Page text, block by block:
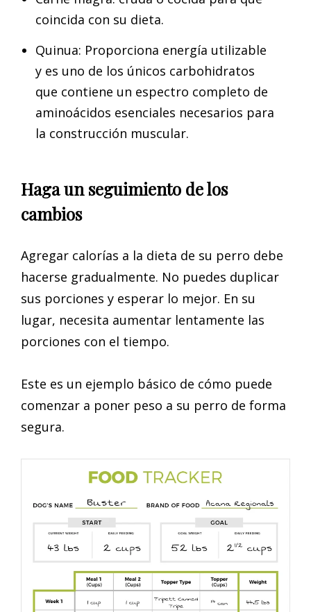
coincida con su dieta.
Quinua: Proporciona energía utilizable
y es uno de los únicos carbohidratos
que contiene un espectro completo de
aminoácidos esenciales necesarios para
la construcción muscular.
Haga un seguimiento de los
cambios
Agregar calorías a la dieta de su perro debe
hacerse gradualmente. No puedes duplicar
sus porciones y esperar lo mejor. En su
lugar, necesita aumentar lentamente las
porciones con el tiempo.
Este es un ejemplo básico de cómo puede
comenzar a poner peso a su perro de forma
segura.